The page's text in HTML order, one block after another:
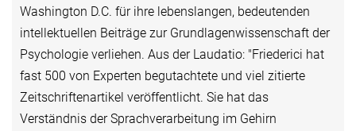
Washington D.C. für ihre lebenslangen, bedeutenden
intellektuellen Beiträge zur Grundlagenwissenschaft der
Psychologie verliehen. Aus der Laudatio: "Friederici hat
fast 500 von Experten begutachtete und viel zitierte
Zeitschriftenartikel veröffentlicht. Sie hat das
Verständnis der Sprachverarbeitung im Gehirn